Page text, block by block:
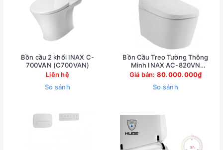
Bồn cầu 2 khối INAX C-
700VAN (C700VAN)
Liên hệ
So sánh
Bồn Cầu Treo Tường Thông
Minh INAX AC-820VN
(AC820VN)
Giá bán: 80.000.000₫
So sánh